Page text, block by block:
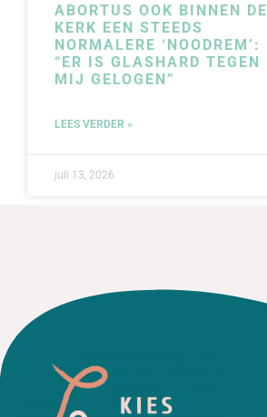
ABORTUS OOK BINNEN DE
KERK EEN STEEDS
NORMALERE ‘NOODREM’:
“ER IS GLASHARD TEGEN
MIJ GELOGEN”
LEES VERDER »
juli 13, 2026